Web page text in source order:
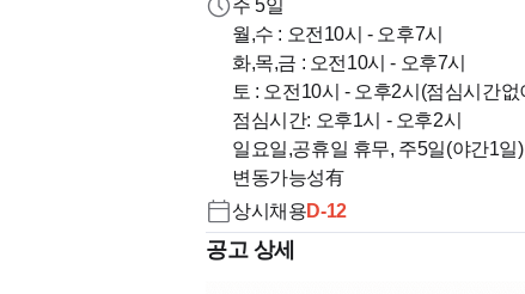
주 5일
월,수 : 오전10시 - 오후7시
화,목,금 : 오전10시 - 오후7시
토 : 오전10시 - 오후2시(점심시간없이 진료)
점심시간: 오후1시 - 오후2시
일요일,공휴일 휴무, 주5일(야간1일)
변동가능성有
상시채용D-12
공고 상세